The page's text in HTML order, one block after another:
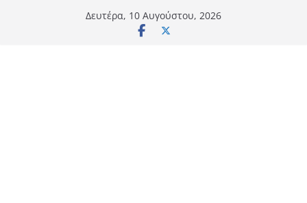
Δευτέρα, 10 Αυγούστου, 2026